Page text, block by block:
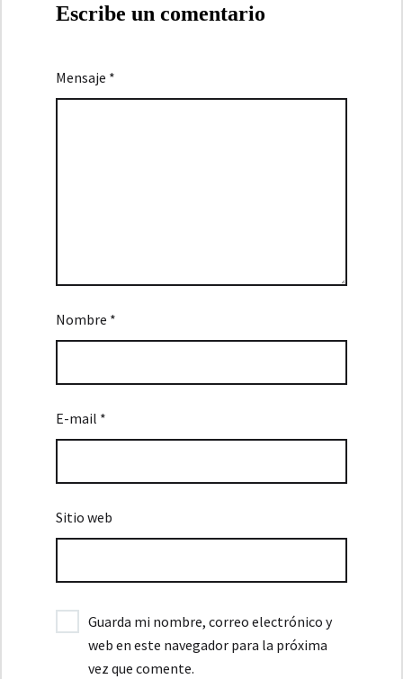
Escribe un comentario
Mensaje *
Nombre *
E-mail *
Sitio web
Guarda mi nombre, correo electrónico y
web en este navegador para la próxima
vez que comente.